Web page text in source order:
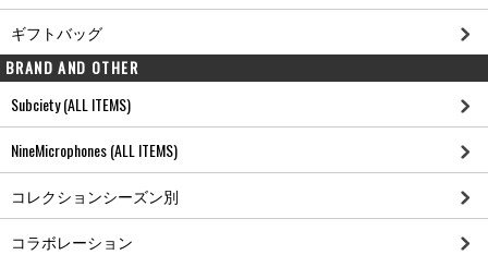
ギフトバッグ
BRAND AND OTHER
Subciety (ALL ITEMS)
NineMicrophones (ALL ITEMS)
コレクションシーズン別
コラボレーション